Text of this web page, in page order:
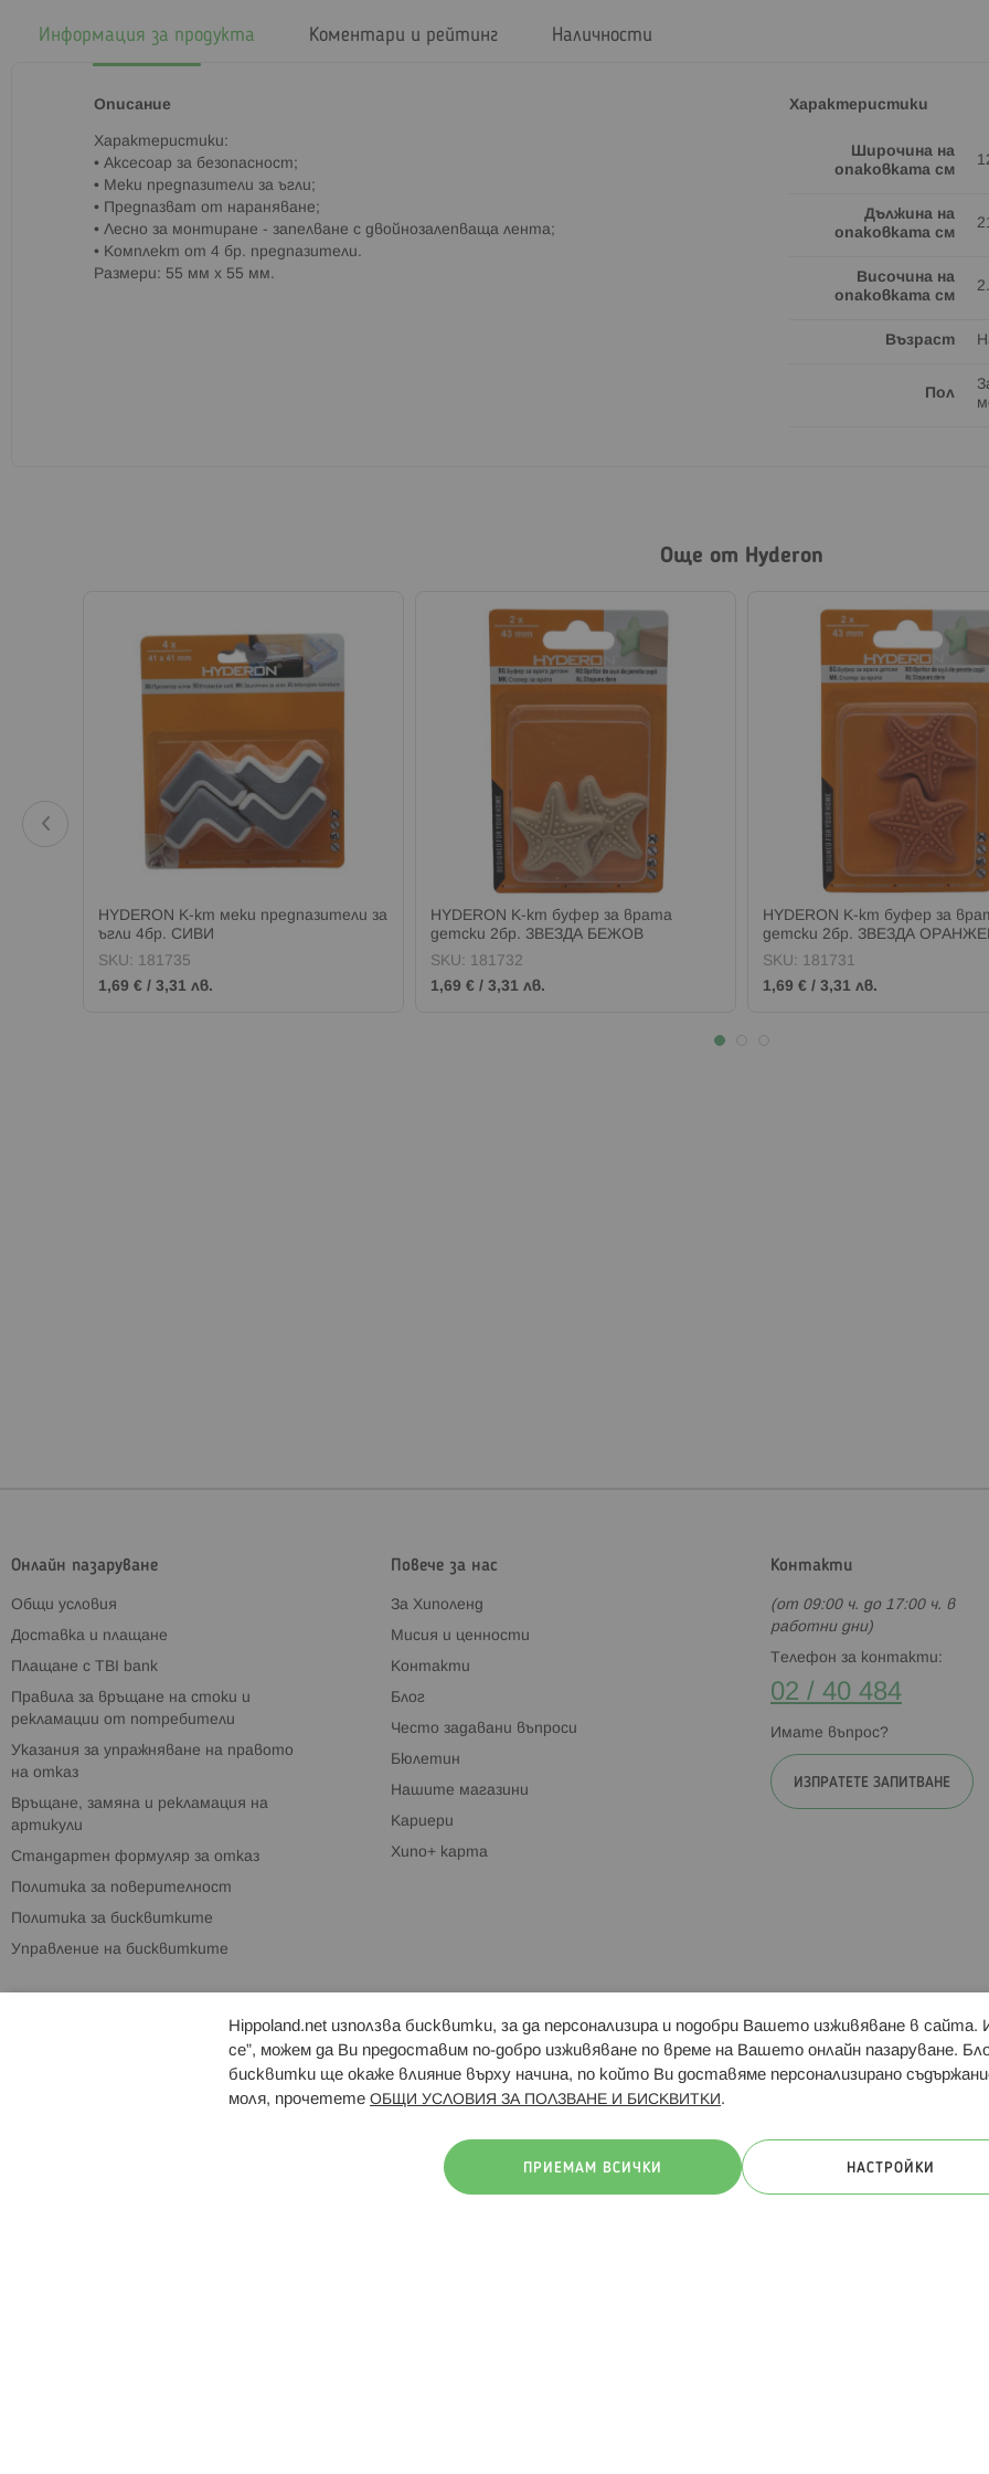
Информация за продукта
Описание
Характеристики:
• Аксесоар за безопасност;
• Меки предпазители за ъгли;
• Предпазват от нараняване;
• Лесно за монтиране - запелване с двойнозалепваща лента;
• Комплект от 4 бр. предпазители.
Размери: 55 мм х 55 мм.
Характеристики
Широчина на
опаковката см
Дължина на
опаковката см
Височина на
опаковката см
Възраст
Пол
Коментари и рейтинг Наличности
Още от Hyderon
HYDERON К-кт меки предпазители за
ъгли 4бр. СИВИ
SKU: 181735
1,69 € / 3,31 лв.
HYDERON К-кт буфер за врата
детски 2бр. ЗВЕЗДА БЕЖОВ
SKU: 181732
1,69 € / 3,31 лв.
HYDERON К-кт буфер за
детски 2бр. ЗВЕЗДА
SKU: 181731
1,69 € / 3,31 лв.
Онлайн пазаруване
Общи условия
Доставка и плащане
Плащане с TBI bank
Правила за връщане на стоки и
рекламации от потребители
Указания за упражняване на правото
на отказ
Връщане, замяна и рекламация на
артикули
Стандартен формуляр за отказ
Политика за поверителност
Политика за бисквитките
Управление на бисквитките
Повече за нас
За Хиполенд
Мисия и ценности
Контакти
Блог
Често задавани въпроси
Бюлетин
Нашите магазини
Кариери
Хипо+ карта
Контакти
(от 09:00 ч. до 17:00 ч. в
работни дни)
Телефон за контакти:
02 / 40 484
Имате въпрос?
ИЗПРАТЕТЕ ЗАПИТВАНЕ
Брошури Магазини Свързани сайтове: Hippoland.ro
Hippoland.net използва бисквитки, за да персонализира и подобри Вашето изживяване в
се”, можем да Ви предоставим по-добро изживяване по време на Вашето онлайн пазаруване.
бисквитки ще окаже влияние върху начина, по който Ви доставяме персонализирано
моля, прочетете ОБЩИ УСЛОВИЯ ЗА ПОЛЗВАНЕ И БИСКВИТКИ .
ПРИЕМАМ ВСИЧКИ НАСТРОЙКИ